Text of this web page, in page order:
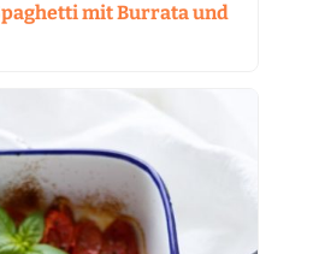
mit Burrata und